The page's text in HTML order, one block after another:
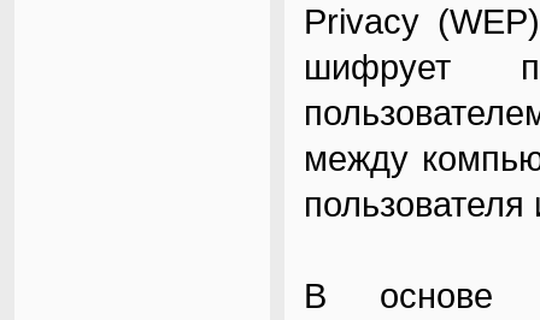
Privacy
шифрует
между
В основе